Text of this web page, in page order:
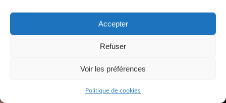
Accepter
Refuser
Voir les préférences
Politique de cookies